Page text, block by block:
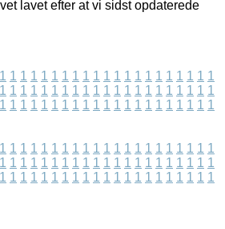
lavet efter at vi sidst opdaterede
1 1 1 1 1 1 1 1 1 1 1 1 1 1 1 1 1 1 1 1 1
1 1 1 1 1 1 1 1 1 1 1 1 1 1 1 1 1 1 1 1 1
1 1 1 1 1 1 1 1 1 1 1 1 1 1 1 1 1 1 1 1 1
1 1 1 1 1 1 1 1 1 1 1 1 1 1 1 1 1 1 1 1 1
1 1 1 1 1 1 1 1 1 1 1 1 1 1 1 1 1 1 1 1 1
1 1 1 1 1 1 1 1 1 1 1 1 1 1 1 1 1 1 1 1 1